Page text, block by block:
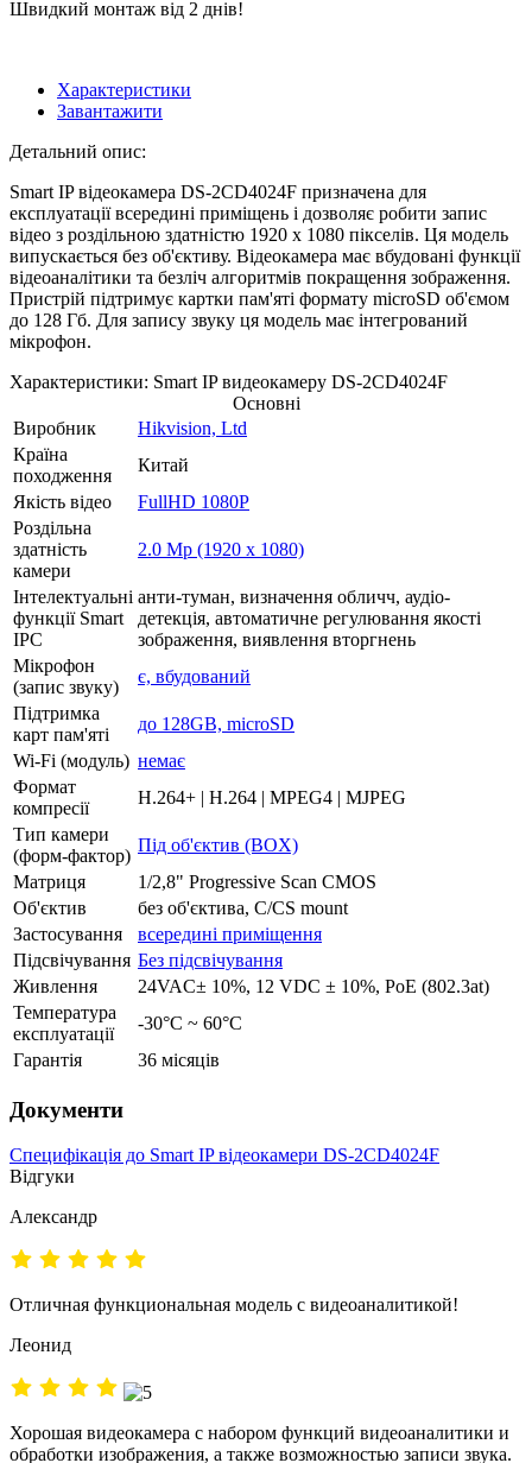
Швидкий монтаж від 2 днів!
Характеристики
Завантажити
Детальний опис:
Smart IP відеокамера DS-2CD4024F призначена для
експлуатації всередині приміщень і дозволяє робити запис
відео з роздільною здатністю 1920 х 1080 пікселів. Ця модель
випускається без об'єктиву. Відеокамера має вбудовані функції
відеоаналітики та безліч алгоритмів покращення зображення.
Пристрій підтримує картки пам'яті формату microSD об'ємом
до 128 Гб. Для запису звуку ця модель має інтегрований
мікрофон.
Характеристики: Smart IP видеокамеру DS-2CD4024F
Основні
Виробник
Hikvision, Ltd
Країна
походження
Китай
Якість відео
FullHD 1080P
Роздільна
здатність
камери
2.0 Mp (1920 x 1080)
Інтелектуальні
функції Smart
IPC
анти-туман, визначення обличч, аудіо-
детекція, автоматичне регулювання якості
зображення, виявлення вторгнень
Мікрофон
(запис звуку)
є, вбудований
Підтримка
карт пам'яті
до 128GB, microSD
Wi-Fi (модуль) немає
Формат
компресії
H.264+ | H.264 | MPEG4 | MJPEG
Тип камери
(форм-фактор)
Під об'єктив (BOX)
Матриця
1/2,8" Progressive Scan CMOS
Об'єктив
без об'єктива, C/CS mount
Застосування
всередині приміщення
Підсвічування Без підсвічування
Живлення
24VAC± 10%, 12 VDC ± 10%, PoE (802.3at)
Температура
експлуатації
-30°C ~ 60°C
Гарантія
36 місяців
Документи
Специфікація до Smart IP відеокамери DS-2CD4024F
Відгуки
Александр
Отличная функциональная модель с видеоаналитикой!
Леонид
Хорошая видеокамера с набором функций видеоаналитики и
обработки изображения, а также возможностью записи звука.